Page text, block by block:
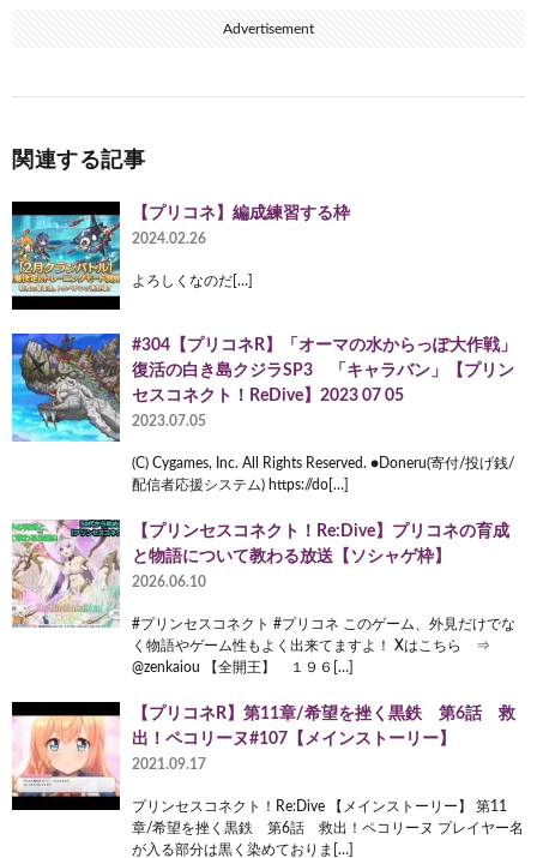
Advertisement
関連する記事
【プリコネ】編成練習する枠
2024.02.26
よろしくなのだ[…]
#304【プリコネR】「オーマの水からっぽ大作戦」
復活の白き島クジラSP3 「キャラバン」【プリン
セスコネクト！ReDive】2023 07 05
2023.07.05
(C) Cygames, Inc. All Rights Reserved. ●Doneru(寄付/投げ銭/
配信者応援システム) https://do[…]
【プリンセスコネクト！Re:Dive】プリコネの育成
と物語について教わる放送【ソシャゲ枠】
2026.06.10
#プリンセスコネクト #プリコネ このゲーム、外見だけでな
く物語やゲーム性もよく出来てますよ！ Xはこちら ⇒
@zenkaiou 【全開王】 １９６[…]
【プリコネR】第11章/希望を挫く黒鉄 第6話 救
出！ペコリーヌ#107【メインストーリー】
2021.09.17
プリンセスコネクト！Re:Dive 【メインストーリー】 第11
章/希望を挫く黒鉄 第6話 救出！ペコリーヌ プレイヤー名
が入る部分は黒く染めておりま[…]